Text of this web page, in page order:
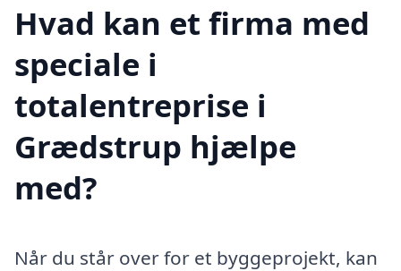
Hvad kan et firma med
speciale i
totalentreprise i
Grædstrup hjælpe
med?
Når du står over for et byggeprojekt, kan